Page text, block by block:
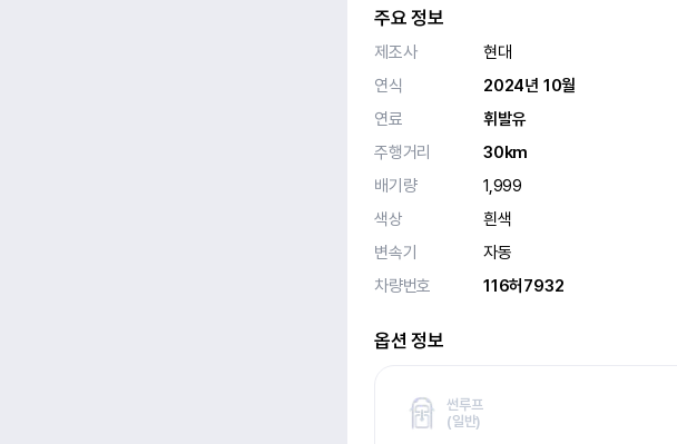
주요 정보
제조사
현대
연식
2024년 10월
연료
휘발유
주행거리
30km
배기량
1,999
색상
흰색
변속기
자동
차량번호
116허7932
옵션 정보
썬루프
(일반)